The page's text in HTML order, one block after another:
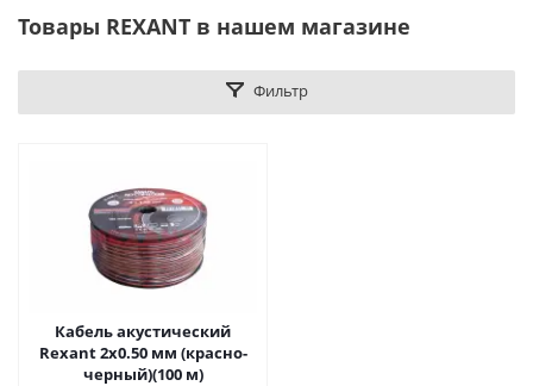
Товары REXANT в нашем магазине
Фильтр
Кабель акустический
Rexant 2x0.50 мм (красно-
черный)(100 м)